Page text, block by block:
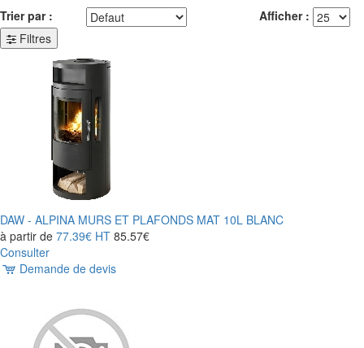
Trier par :
Afficher :
Filtres
DAW - ALPINA MURS ET PLAFONDS MAT 10L BLANC
à partir de 77.39€ HT 85.57€
Consulter
Demande de devis